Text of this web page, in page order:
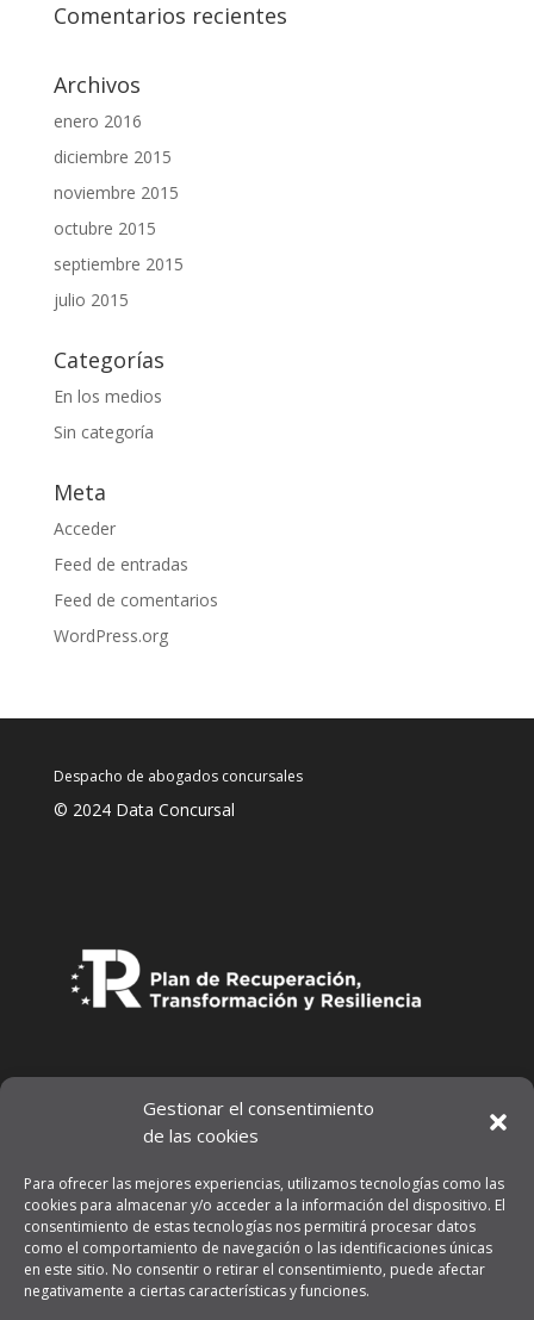
Gestionar el consentimiento
de las cookies
Para ofrecer las mejores experiencias, utilizamos tecnologías como las
cookies para almacenar y/o acceder a la información del dispositivo. El
consentimiento de estas tecnologías nos permitirá procesar datos
como el comportamiento de navegación o las identificaciones únicas
en este sitio. No consentir o retirar el consentimiento, puede afectar
negativamente a ciertas características y funciones.
Comentarios recientes
Archivos
enero 2016
diciembre 2015
noviembre 2015
octubre 2015
septiembre 2015
julio 2015
Categorías
En los medios
Sin categoría
Meta
Acceder
Feed de entradas
Feed de comentarios
WordPress.org
Despacho de abogados concursales
© 2024 Data Concursal